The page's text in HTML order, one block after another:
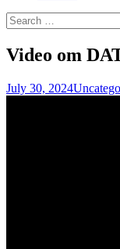
Search
for:
Video om
July 30, 2024